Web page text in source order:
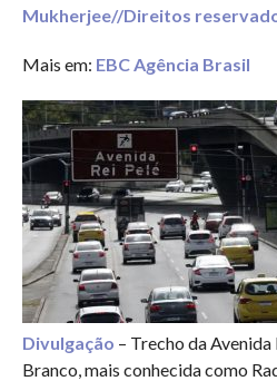
Mukherjee//Direitos
Mais em: EBC Agência Brasil
Divulgação – Trecho da
Branco, mais conhecida como